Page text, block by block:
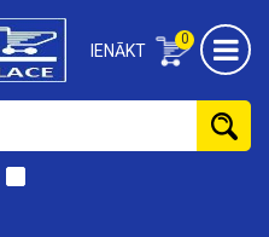
0
IENĀKT